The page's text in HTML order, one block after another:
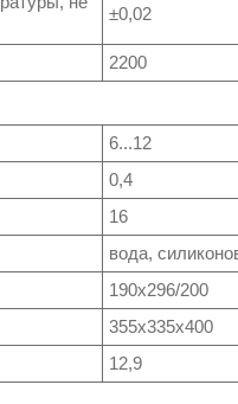
±0,02
2200
6...12
0,4
16
вода,
190х296/200
355х335х400
12,9